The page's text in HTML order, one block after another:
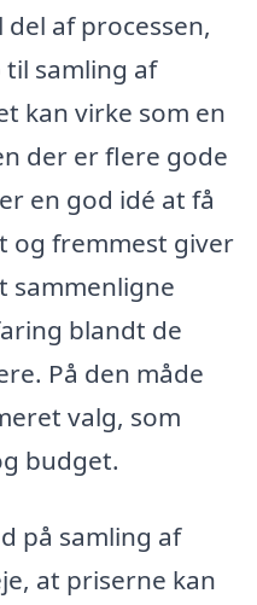
af processen,
samling af
kan virke som en
der er flere gode
en god idé at få
og fremmest giver
sammenligne
blandt de
På den måde
valg, som
budget.
på samling af
at priserne kan